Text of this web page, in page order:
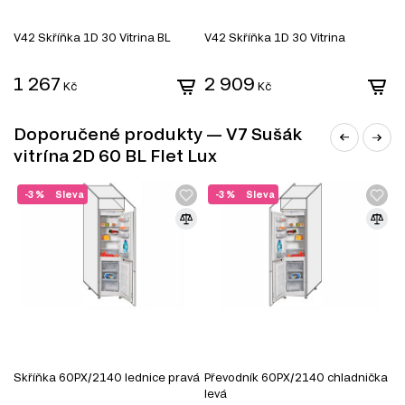
V42 Skříňka 1D 30 Vitrina BL
1 267 Kč
V42 Skříňka 1D 30 Vitrina
2 909 Kč
Doporučené produkty — V7 Sušák
vitrína 2D 60 BL Flet Lux
Sleva
-3 %
Skříňka 60PХ/2140 lednice pravá
Sleva
-3 %
Převodník 60PХ/2140 chladnička
levá